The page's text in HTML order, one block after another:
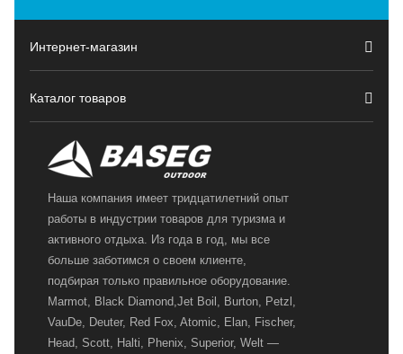
Интернет-магазин
Каталог товаров
Наша компания имеет тридцатилетний опыт
работы в индустрии товаров для туризма и
активного отдыха. Из года в год, мы все
больше заботимся о своем клиенте,
подбирая только правильное оборудование.
Marmot, Black Diamond,Jet Boil, Burton, Petzl,
VauDe, Deuter, Red Fox, Atomic, Elan, Fischer,
Head, Scott, Halti, Phenix, Superior, Welt —